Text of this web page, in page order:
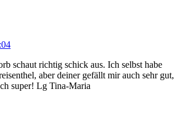
schaut richtig schick aus. Ich selbst habe
aber deiner gefällt mir auch sehr gut,
super! Lg Tina-Maria